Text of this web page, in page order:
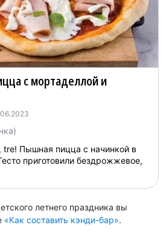
с мортаделлой и
tre! Пышная пицца с начинкой в
приготовили бездрожжевое,
летнего праздника вы
«Как составить кэнди-бар».